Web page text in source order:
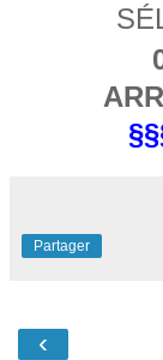
Partager
‹